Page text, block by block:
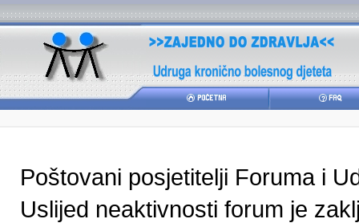
Poštovani posjetitelji Foruma i
Uslijed neaktivnosti forum je